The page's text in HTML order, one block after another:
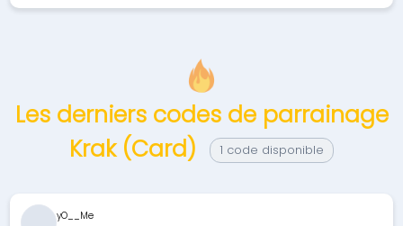
Les derniers codes de parrainage
Krak (Card)
1 code disponible
yO__Me